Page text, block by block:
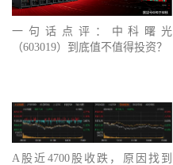
一句话点评：中科曙光
（603019）到底值不值得投资？
A股近4700股收跌，原因找到